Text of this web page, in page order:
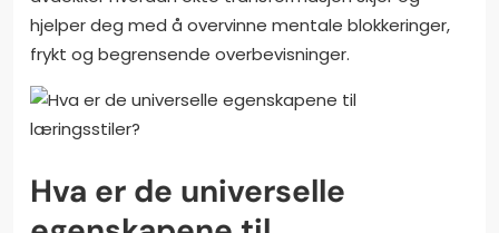
hjelper deg med å overvinne mentale blokkeringer,
frykt og begrensende overbevisninger.
Hva er de universelle